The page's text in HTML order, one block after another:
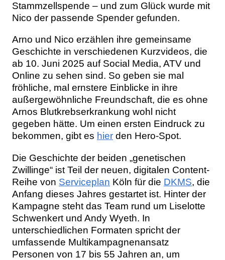
Stammzellspende – und zum Glück wurde mit
Nico der passende Spender gefunden.
Arno und Nico erzählen ihre gemeinsame
Geschichte in verschiedenen Kurzvideos, die
ab 10. Juni 2025 auf Social Media, ATV und
Online zu sehen sind. So geben sie mal
fröhliche, mal ernstere Einblicke in ihre
außergewöhnliche Freundschaft, die es ohne
Arnos Blutkrebserkrankung wohl nicht
gegeben hätte. Um einen ersten Eindruck zu
bekommen, gibt es hier den Hero-Spot.
Die Geschichte der beiden „genetischen
Zwillinge“ ist Teil der neuen, digitalen Content-
Reihe von Serviceplan Köln für die DKMS, die
Anfang dieses Jahres gestartet ist. Hinter der
Kampagne steht das Team rund um Liselotte
Schwenkert und Andy Wyeth. In
unterschiedlichen Formaten spricht der
umfassende Multikampagnenansatz
Personen von 17 bis 55 Jahren an, um